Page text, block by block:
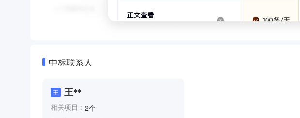
中标联系人
王 王**
相关项目： 2个